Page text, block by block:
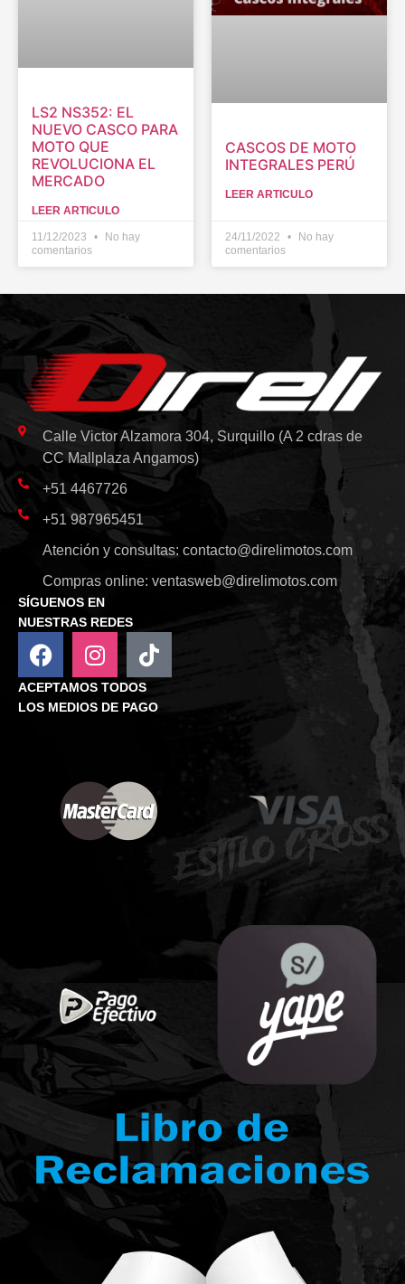
LS2 NS352: EL
NUEVO CASCO PARA
MOTO QUE
REVOLUCIONA EL
MERCADO
LEER ARTICULO
11/12/2023
No hay
comentarios
CASCOS DE MOTO
INTEGRALES PERÚ
LEER ARTICULO
24/11/2022
No hay
comentarios
Calle Victor Alzamora 304, Surquillo (A 2 cdras de
CC Mallplaza Angamos)
+51 4467726
+51 987965451
Atención y consultas: contacto@direlimotos.com
Compras online: ventasweb@direlimotos.com
SÍGUENOS EN
NUESTRAS REDES
ACEPTAMOS TODOS
LOS MEDIOS DE PAGO